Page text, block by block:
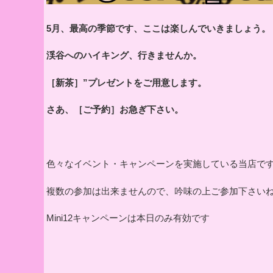
5月、最高の季節です、ここは楽しんでいきましょう。
渓谷へのハイキング、行きませんか。
［新茶］”プレゼントをご用意します。
さあ、［ご予約］お急ぎ下さい。
色々なイベント・キャンペーンを実施している当店です
複数の参加は出来ませんので、吟味の上ご参加下さいね
Mini12キャンペーンは本日のみ有効です